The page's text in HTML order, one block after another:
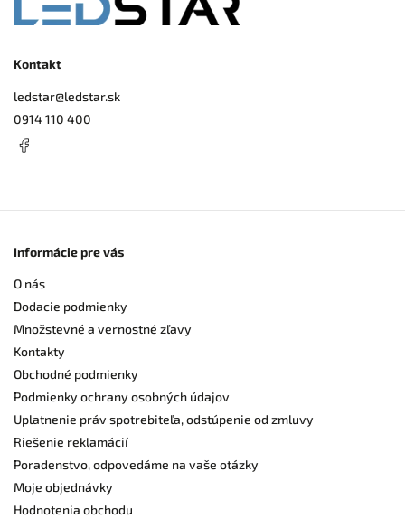
Kontakt
ledstar@ledstar.sk
0914 110 400
Informácie pre vás
O nás
Dodacie podmienky
Množstevné a vernostné zľavy
Kontakty
Obchodné podmienky
Podmienky ochrany osobných údajov
Uplatnenie práv spotrebiteľa, odstúpenie od zmluvy
Riešenie reklamácií
Poradenstvo, odpovedáme na vaše otázky
Moje objednávky
Hodnotenia obchodu